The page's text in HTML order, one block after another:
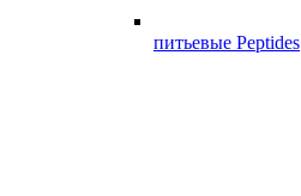
питьевые Peptides